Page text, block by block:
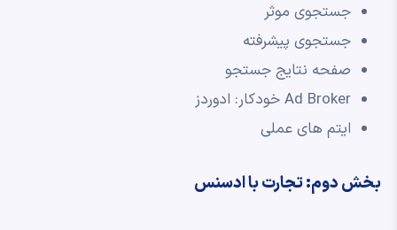
جستجوی موثر
جستجوی پیشرفته
صفحه نتایج جستجو
Ad Broker خودکار: ادوردز
ایتم های عملی
بخش دوم: تجارت با ادسنس